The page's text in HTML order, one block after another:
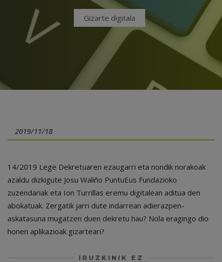
Gizarte digitala
2019/11/18
14/2019 Lege Dekretuaren ezaugarri eta nondik norakoak
azaldu dizkigute Josu Waliño PuntuEus Fundazioko
zuzendariak eta Ion Turrillas eremu digitalean aditua den
abokatuak. Zergatik jarri dute indarrean adierazpen-
askatasuna mugatzen duen dekretu hau? Nola eragingo dio
honen aplikazioak gizarteari?
IRUZKINIK EZ